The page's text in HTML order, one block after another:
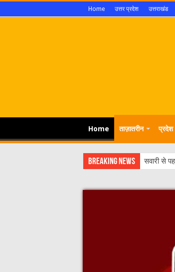
Home उत्तर प्रदेश उत्तराखंड
Home ताज़ातरीन प्रदेश
Breaking News मध्यप्रदेश